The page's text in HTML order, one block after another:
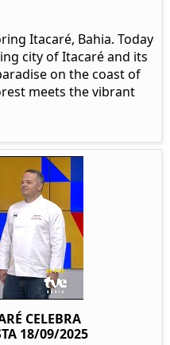
Itacaré, Bahia. Today
city of Itacaré and its
on the coast of
meets the vibrant
CELEBRA
18/09/2025